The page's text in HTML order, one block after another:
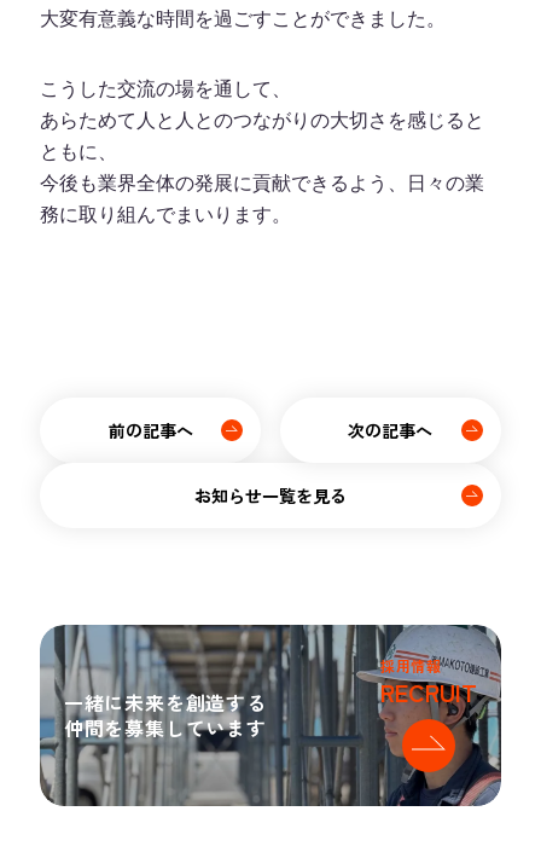
大変有意義な時間を過ごすことができました。
こうした交流の場を通して、
あらためて人と人とのつながりの大切さを感じると
ともに、
今後も業界全体の発展に貢献できるよう、日々の業
務に取り組んでまいります。
前の記事へ
お知らせ一覧を見る
次の記事へ
一緒に未来を創造する
仲間を募集しています
採用情報
RECRUIT